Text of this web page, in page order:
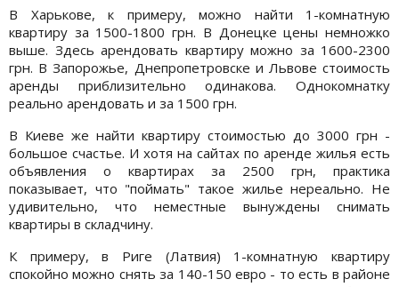
В Харькове, к примеру, можно найти 1-комнатную
квартиру за 1500-1800 грн. В Донецке цены немножко
выше. Здесь арендовать квартиру можно за 1600-2300
грн. В Запорожье, Днепропетровске и Львове стоимость
аренды приблизительно одинакова. Однокомнатку
реально арендовать и за 1500 грн.
В Киеве же найти квартиру стоимостью до 3000 грн -
большое счастье. И хотя на сайтах по аренде жилья есть
объявления о квартирах за 2500 грн, практика
показывает, что "поймать" такое жилье нереально. Не
удивительно, что неместные вынуждены снимать
квартиры в складчину.
К примеру, в Риге (Латвия) 1-комнатную квартиру
спокойно можно снять за 140-150 евро - то есть в районе